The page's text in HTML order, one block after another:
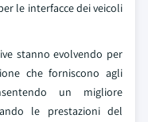
le interfacce dei veicoli
stanno evolvendo per
che forniscono agli
un migliore
le prestazioni del